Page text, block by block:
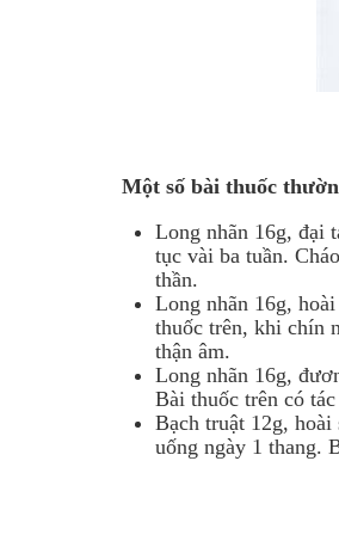
Một số bài thuốc
Long nhãn 16g, đại
tục vài ba tuần.
thần.
Long nhãn 16g,
thuốc trên, khi chín
thận âm.
Long nhãn 16g,
Bài thuốc trên có
Bạch truật 12g,
uống ngày 1 thang.